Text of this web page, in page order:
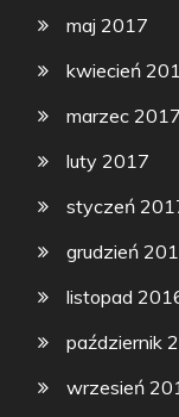
maj 2017
kwiecień
marzec 2017
luty 2017
styczeń
grudzień
listopad
październik
wrzesień